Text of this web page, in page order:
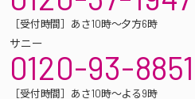
［受付時間］あさ10時～夕方6時
サニー
0120-93-8851
［受付時間］あさ10時～よる9時